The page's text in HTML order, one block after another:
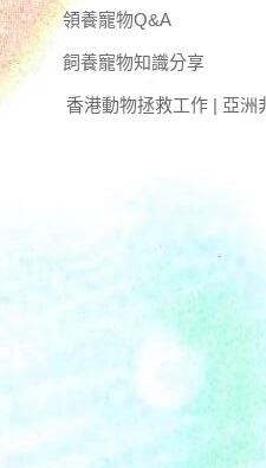
領養寵物Q&A
飼養寵物知識分享
香港動物拯救工作 | 亞洲